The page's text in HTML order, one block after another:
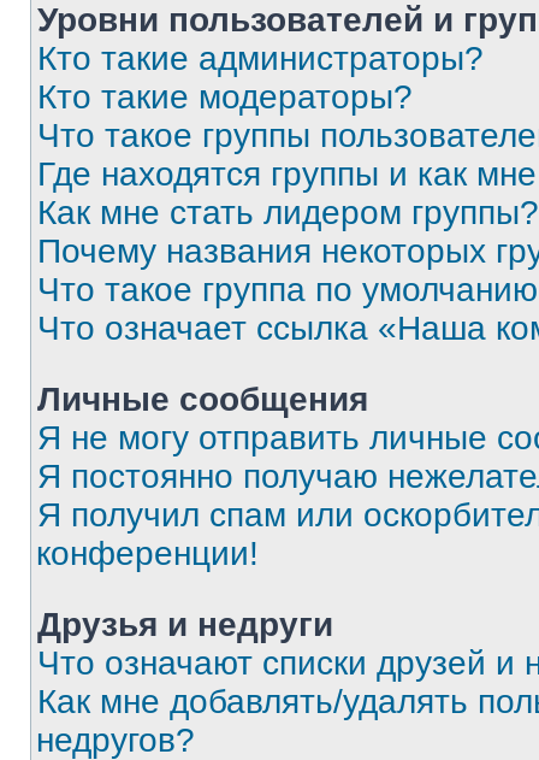
Уровни пользователей и
Кто такие администраторы?
Кто такие модераторы?
Что такое группы
Где находятся группы и как
Как мне стать лидером группы?
Почему названия некоторых
Что такое группа по
Что означает ссылка «Наша
Личные сообщения
Я не могу отправить личные
Я постоянно получаю
Я получил спам или
конференции!
Друзья и недруги
Что означают списки друзей и
Как мне добавлять/удалять
недругов?